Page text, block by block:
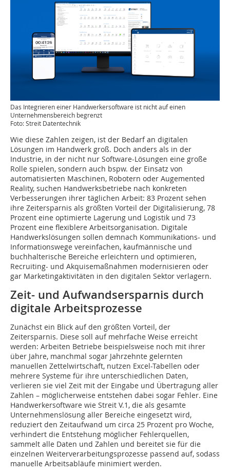
Das Integrieren einer Handwerkersoftware ist nicht auf einen
Unternehmensbereich begrenzt
Foto: Streit Datentechnik
Wie diese Zahlen zeigen, ist der Bedarf an digitalen
Lösungen im Handwerk groß. Doch anders als in der
Industrie, in der nicht nur Software-Lösungen eine große
Rolle spielen, sondern auch bspw. der Einsatz von
automatisierten Maschinen, Robotern oder Augemented
Reality, suchen Handwerksbetriebe nach konkreten
Verbesserungen ihrer täglichen Arbeit: 83 Prozent sehen
ihre Zeitersparnis als größten Vorteil der Digitalisierung, 78
Prozent eine optimierte Lagerung und Logistik und 73
Prozent eine flexiblere Arbeitsorganisation. Digitale
Handwerkslösungen sollen demnach Kommunikations- und
Informationswege vereinfachen, kaufmännische und
buchhalterische Bereiche erleichtern und optimieren,
Recruiting- und Akquisemaßnahmen modernisieren oder
gar Marketingaktivitäten in den digitalen Sektor verlagern.
Zeit- und Aufwandsersparnis durch
digitale Arbeitsprozesse
Zunächst ein Blick auf den größten Vorteil, der
Zeitersparnis. Diese soll auf mehrfache Weise erreicht
werden: Arbeiten Betriebe beispielsweise noch mit ihrer
über Jahre, manchmal sogar Jahrzehnte gelernten
manuellen Zettelwirtschaft, nutzen Excel-Tabellen oder
mehrere Systeme für ihre unterschiedlichen Daten,
verlieren sie viel Zeit mit der Eingabe und Übertragung aller
Zahlen – möglicherweise entstehen dabei sogar Fehler. Eine
Handwerkersoftware wie Streit V.1, die als gesamte
Unternehmenslösung aller Bereiche eingesetzt wird,
reduziert den Zeitaufwand um circa 25 Prozent pro Woche,
verhindert die Entstehung möglicher Fehlerquellen,
sammelt alle Daten und Zahlen und bereitet sie für die
einzelnen Weiterverarbeitungsprozesse passend auf, sodass
manuelle Arbeitsabläufe minimiert werden.